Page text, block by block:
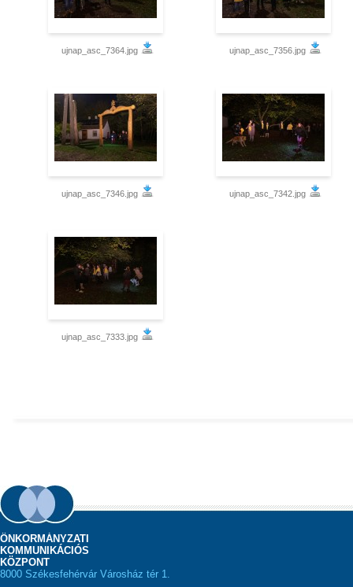
ujnap_asc_7364.jpg ujnap_asc_7356.jpg
ujnap_asc_7346.jpg ujnap_asc_7342.jpg
ujnap_asc_7333.jpg
ÖNKORMÁNYZATI
KOMMUNIKÁCIÓS
KÖZPONT
8000 Székesfehérvár Városház tér 1.